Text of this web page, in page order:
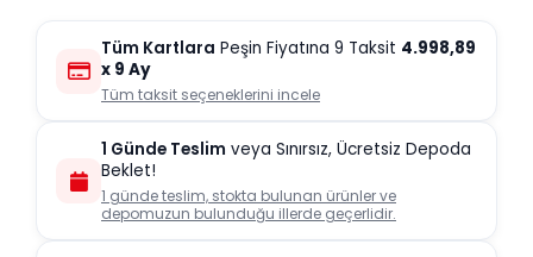
Tüm Kartlara Peşin Fiyatına 9 Taksit 4.998,89
x 9 Ay
Tüm taksit seçeneklerini incele
1 Günde Teslim veya Sınırsız, Ücretsiz Depoda
Beklet!
1 günde teslim, stokta bulunan ürünler ve
depomuzun bulunduğu illerde geçerlidir.